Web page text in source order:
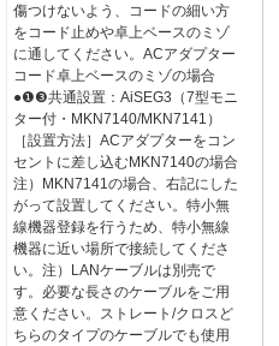
傷つけないよう、コードの細い方
をコード止めや卓上ベースのミゾ
に通してください。ACアダプター
コード卓上ベースのミゾの場合
●❶❸共通設置：AiSEG3（7型モニ
ター付・MKN7140/MKN7141）
［設置方法］ACアダプターをコン
セントに差し込むMKN7140の場合
注）MKN7141の場合、右記にした
がって設置してください。特小無
線機器登録を行うため、特小無線
機器に近い場所で接続してくださ
い。注）LANケーブルは別売で
す。必要な長さのケーブルをご用
意ください。ストレート/クロスど
ちらのタイプのケーブルでも使用